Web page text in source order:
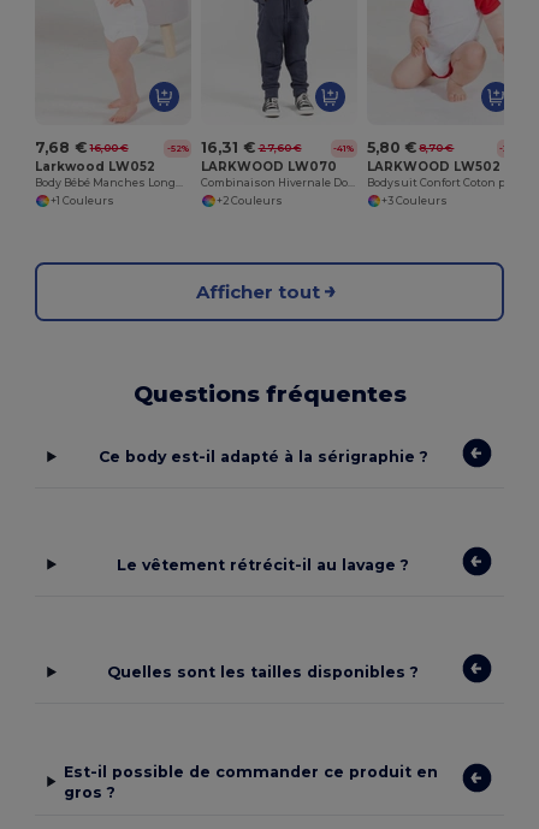
7,68 € 16,00 € -52%
Larkwood LW052
Body Bébé Manches Longues
+1 Couleurs
16,31 € 27,60 € -41%
LARKWOOD LW070
Combinaison Hivernale Douillette pour Enfants
+2 Couleurs
5,80 € 8,70 € -33%
LARKWOOD LW502
+3 Couleurs
Afficher tout
Questions fréquentes
Ce body est-il adapté à la sérigraphie ?
Le vêtement rétrécit-il au lavage ?
Quelles sont les tailles disponibles ?
Est-il possible de commander ce produit en
gros ?